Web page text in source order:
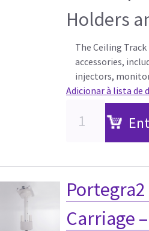
Holders
The Ceiling
accessories,
injectors,
Adicionar à lista de
Carriage